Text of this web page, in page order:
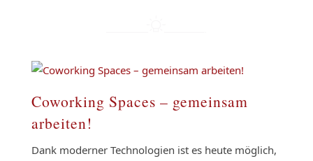
Coworking Spaces – gemeinsam
arbeiten!
Dank moderner Technologien ist es heute möglich,